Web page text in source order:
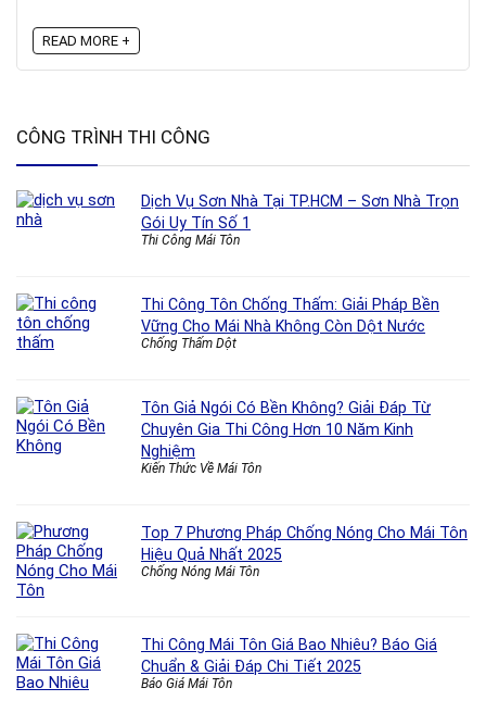
READ MORE +
CÔNG TRÌNH THI CÔNG
Dịch Vụ Sơn Nhà Tại TP.HCM – Sơn Nhà Trọn
Gói Uy Tín Số 1
Thi Công Mái Tôn
Thi Công Tôn Chống Thấm: Giải Pháp Bền
Vững Cho Mái Nhà Không Còn Dột Nước
Chống Thấm Dột
Tôn Giả Ngói Có Bền Không? Giải Đáp Từ
Chuyên Gia Thi Công Hơn 10 Năm Kinh
Nghiệm
Kiến Thức Về Mái Tôn
Top 7 Phương Pháp Chống Nóng Cho Mái Tôn
Hiệu Quả Nhất 2025
Chống Nóng Mái Tôn
Thi Công Mái Tôn Giá Bao Nhiêu? Báo Giá
Chuẩn & Giải Đáp Chi Tiết 2025
Báo Giá Mái Tôn